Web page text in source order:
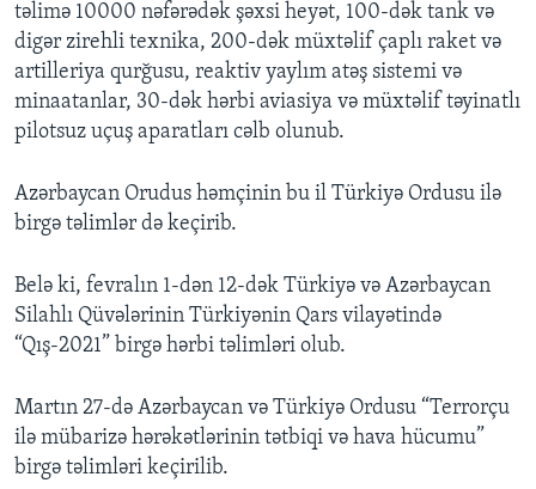
təlimə 10000 nəfərədək şəxsi heyət, 100-dək tank və
digər zirehli texnika, 200-dək müxtəlif çaplı raket və
artilleriya qurğusu, reaktiv yaylım atəş sistemi və
minaatanlar, 30-dək hərbi aviasiya və müxtəlif təyinatlı
pilotsuz uçuş aparatları cəlb olunub.
Azərbaycan Orudus həmçinin bu il Türkiyə Ordusu ilə
birgə təlimlər də keçirib.
Belə ki, fevralın 1-dən 12-dək Türkiyə və Azərbaycan
Silahlı Qüvələrinin Türkiyənin Qars vilayətində
“Qış-2021” birgə hərbi təlimləri olub.
Martın 27-də Azərbaycan və Türkiyə Ordusu “Terrorçu
ilə mübarizə hərəkətlərinin tətbiqi və hava hücumu”
birgə təlimləri keçirilib.